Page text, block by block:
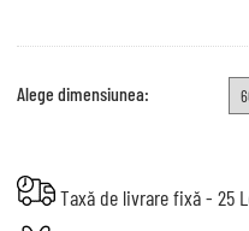
Alege dimensiunea:
Taxă de livrare fixă - 25